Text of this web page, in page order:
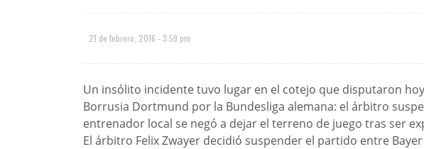
21 de febrero, 2016 - 3:59 pm
Un insólito incidente tuvo lugar en el cotejo que disputaron
Borrusia Dortmund por la Bundesliga alemana: el árbitro
entrenador local se negó a dejar el terreno de juego tras ser
El árbitro Felix Zwayer decidió suspender el partido entre